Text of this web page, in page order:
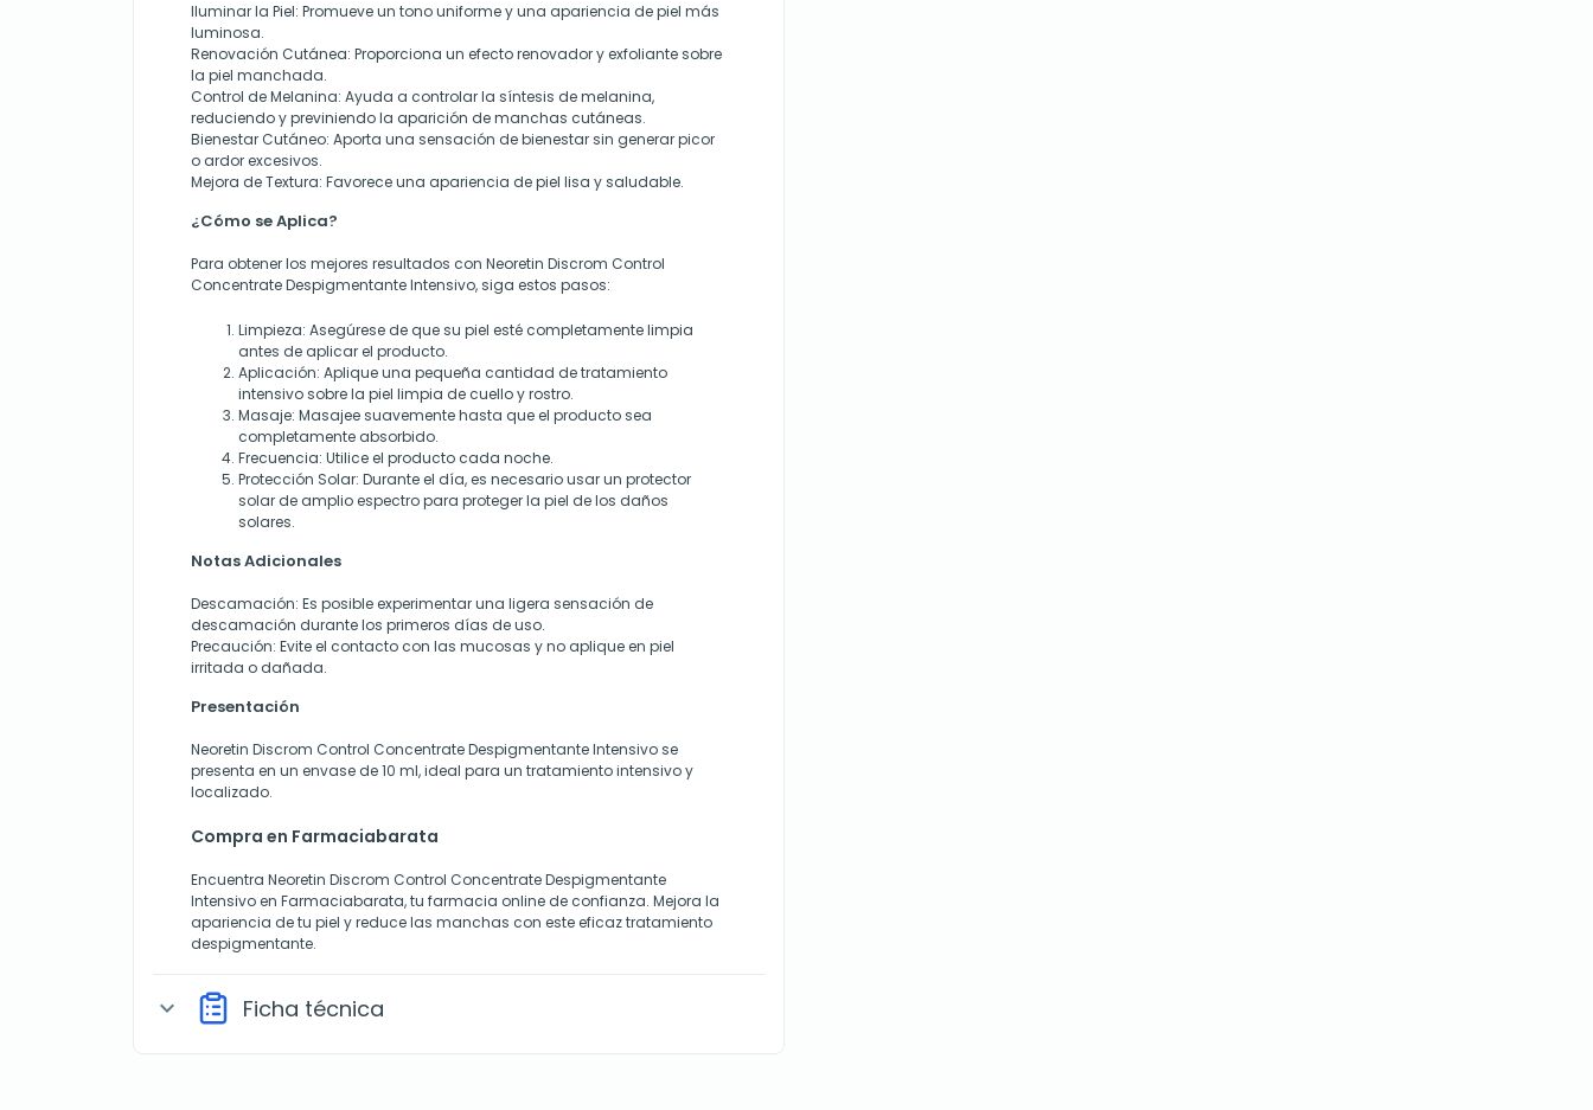
Iluminar la Piel: Promueve un tono uniforme y una apariencia de piel más
luminosa.
Renovación Cutánea: Proporciona un efecto renovador y exfoliante sobre
la piel manchada.
Control de Melanina: Ayuda a controlar la síntesis de melanina,
reduciendo y previniendo la aparición de manchas cutáneas.
Bienestar Cutáneo: Aporta una sensación de bienestar sin generar picor
o ardor excesivos.
Mejora de Textura: Favorece una apariencia de piel lisa y saludable.
¿Cómo se Aplica?
Para obtener los mejores resultados con Neoretin Discrom Control
Concentrate Despigmentante Intensivo, siga estos pasos:
Limpieza: Asegúrese de que su piel esté completamente limpia
antes de aplicar el producto.
Aplicación: Aplique una pequeña cantidad de tratamiento
intensivo sobre la piel limpia de cuello y rostro.
Masaje: Masajee suavemente hasta que el producto sea
completamente absorbido.
Frecuencia: Utilice el producto cada noche.
Protección Solar: Durante el día, es necesario usar un protector
solar de amplio espectro para proteger la piel de los daños
solares.
Notas Adicionales
Descamación: Es posible experimentar una ligera sensación de
descamación durante los primeros días de uso.
Precaución: Evite el contacto con las mucosas y no aplique en piel
irritada o dañada.
Presentación
Neoretin Discrom Control Concentrate Despigmentante Intensivose
presenta en un envase de 10 ml, ideal para un tratamiento intensivo y
localizado.
Compra en Farmaciabarata
Encuentra Neoretin Discrom Control Concentrate Despigmentante
Intensivoen Farmaciabarata, tu farmacia online de confianza. Mejora la
apariencia de tu piel y reduce las manchas con este eficaz tratamiento
despigmentante.
expand_more Ficha técnica